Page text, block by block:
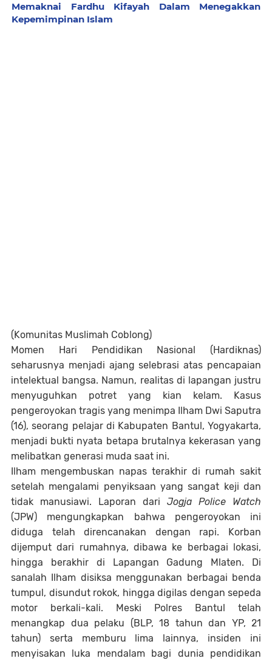
Memaknai Fardhu Kifayah Dalam Menegakkan
Kepemimpinan Islam
(Komunitas Muslimah Coblong)
Momen Hari Pendidikan Nasional (Hardiknas)
seharusnya menjadi ajang selebrasi atas pencapaian
intelektual bangsa. Namun, realitas di lapangan justru
menyuguhkan potret yang kian kelam. Kasus
pengeroyokan tragis yang menimpa Ilham Dwi Saputra
(16), seorang pelajar di Kabupaten Bantul, Yogyakarta,
menjadi bukti nyata betapa brutalnya kekerasan yang
melibatkan generasi muda saat ini.
Ilham mengembuskan napas terakhir di rumah sakit
setelah mengalami penyiksaan yang sangat keji dan
tidak manusiawi. Laporan dari Jogja Police Watch
(JPW) mengungkapkan bahwa pengeroyokan ini
diduga telah direncanakan dengan rapi. Korban
dijemput dari rumahnya, dibawa ke berbagai lokasi,
hingga berakhir di Lapangan Gadung Mlaten. Di
sanalah Ilham disiksa menggunakan berbagai benda
tumpul, disundut rokok, hingga digilas dengan sepeda
motor berkali-kali. Meski Polres Bantul telah
menangkap dua pelaku (BLP, 18 tahun dan YP, 21
tahun) serta memburu lima lainnya, insiden ini
menyisakan luka mendalam bagi dunia pendidikan